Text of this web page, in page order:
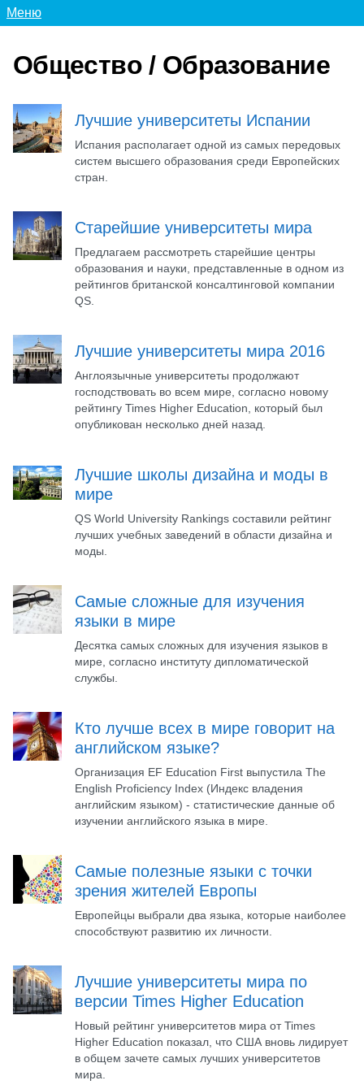
Меню
Общество / Образование
Лучшие университеты Испании
Испания располагает одной из самых передовых
систем высшего образования среди Европейских
стран.
Старейшие университеты мира
Предлагаем рассмотреть старейшие центры
образования и науки, представленные в одном из
рейтингов британской консалтинговой компании
QS.
Лучшие университеты мира 2016
Англоязычные университеты продолжают
господствовать во всем мире, согласно новому
рейтингу Times Higher Education, который был
опубликован несколько дней назад.
Лучшие школы дизайна и моды в
мире
QS World University Rankings составили рейтинг
лучших учебных заведений в области дизайна и
моды.
Самые сложные для изучения
языки в мире
Десятка самых сложных для изучения языков в
мире, согласно институту дипломатической
службы.
Кто лучше всех в мире говорит на
английском языке?
Организация EF Education First выпустила The
English Proficiency Index (Индекс владения
английским языком) - статистические данные об
изучении английского языка в мире.
Самые полезные языки с точки
зрения жителей Европы
Европейцы выбрали два языка, которые наиболее
способствуют развитию их личности.
Лучшие университеты мира по
версии Times Higher Education
Новый рейтинг университетов мира от Times
Higher Education показал, что США вновь лидирует
в общем зачете самых лучших университетов
мира.